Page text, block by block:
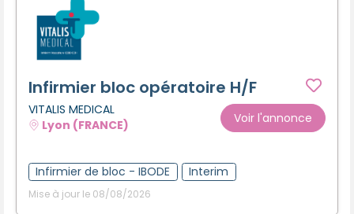
Infirmier bloc opératoire H/F
VITALIS MEDICAL
Lyon (FRANCE)
Voir l'annonce
Infirmier de bloc - IBODE Interim
Mise à jour le 08/08/2026